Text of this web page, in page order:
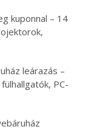
kuponnal – 14
leárazás –
PC-